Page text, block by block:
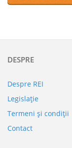
DESPRE
Despre REI
Legislaţie
Termeni şi condiţii
Contact